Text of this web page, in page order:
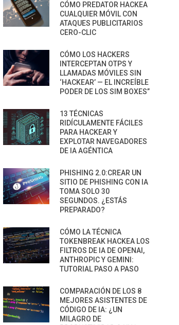
CÓMO PREDATOR HACKEA
CUALQUIER MÓVIL CON
ATAQUES PUBLICITARIOS
CERO-CLIC
CÓMO LOS HACKERS
INTERCEPTAN OTPS Y
LLAMADAS MÓVILES SIN
‘HACKEAR’ — EL INCREÍBLE
PODER DE LOS SIM BOXES”
13 TÉCNICAS
RIDÍCULAMENTE FÁCILES
PARA HACKEAR Y
EXPLOTAR NAVEGADORES
DE IA AGÉNTICA
PHISHING 2.0:CREAR UN
SITIO DE PHISHING CON IA
TOMA SOLO 30
SEGUNDOS. ¿ESTÁS
PREPARADO?
CÓMO LA TÉCNICA
TOKENBREAK HACKEA LOS
FILTROS DE IA DE OPENAI,
ANTHROPIC Y GEMINI:
TUTORIAL PASO A PASO
COMPARACIÓN DE LOS 8
MEJORES ASISTENTES DE
CÓDIGO DE IA: ¿UN
MILAGRO DE